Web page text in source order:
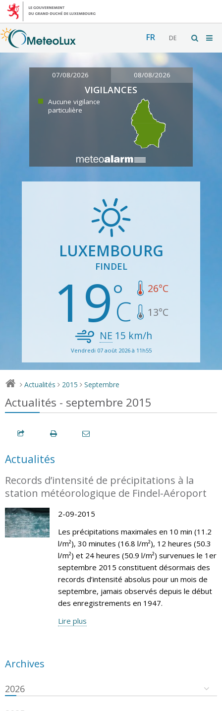
FR DE
07/08/2026 08/08/2026
VIGILANCES
Aucune vigilance
particulière
LUXEMBOURG
FINDEL
19 26°C
13°C
NE 15 km/h
Vendredi 07 août 2026 à 11h55
> Actualités > 2015 > Septembre
Actualités - septembre 2015
Actualités
Records d’intensité de précipitations à la
station météorologique de Findel-Aéroport
2-09-2015
Les précipitations maximales en 10 min (11.2
l/m²), 30 minutes (16.8 l/m²), 12 heures (50.3
l/m²) et 24 heures (50.9 l/m²) survenues le 1er
septembre 2015 constituent désormais des
records d’intensité absolus pour un mois de
septembre, jamais observés depuis le début
des enregistrements en 1947.
Lire plus
Archives
2026